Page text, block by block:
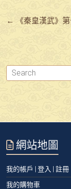
← 《秦皇漢武》
網站地圖
我的帳戶 | 登入 | 註冊
我的購物車